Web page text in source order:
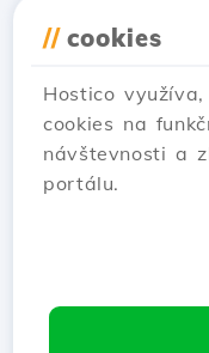
// cookies
Hostico
cookies na
návštevnosti a
portálu.
Stiahnuť